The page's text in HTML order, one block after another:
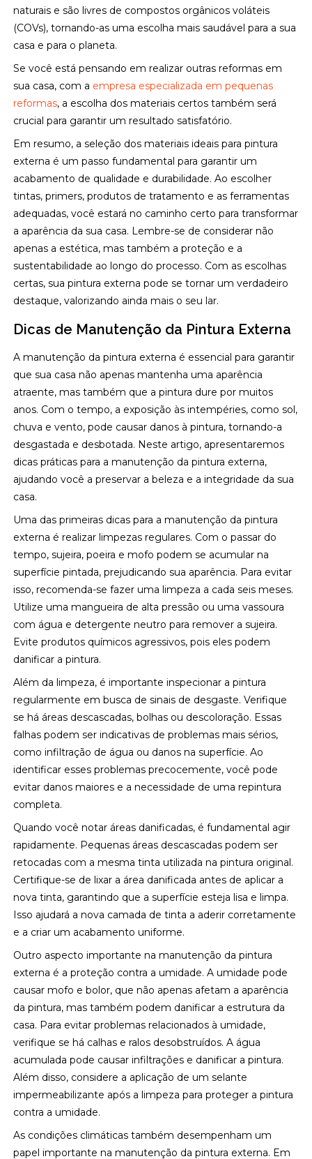
naturais e são livres de compostos orgânicos voláteis
(COVs), tornando-as uma escolha mais saudável para a sua
casa e para o planeta.
Se você está pensando em realizar outras reformas em
sua casa, com a empresa especializada em pequenas
reformas, a escolha dos materiais certos também será
crucial para garantir um resultado satisfatório.
Em resumo, a seleção dos materiais ideais para pintura
externa é um passo fundamental para garantir um
acabamento de qualidade e durabilidade. Ao escolher
tintas, primers, produtos de tratamento e as ferramentas
adequadas, você estará no caminho certo para transformar
a aparência da sua casa. Lembre-se de considerar não
apenas a estética, mas também a proteção e a
sustentabilidade ao longo do processo. Com as escolhas
certas, sua pintura externa pode se tornar um verdadeiro
destaque, valorizando ainda mais o seu lar.
Dicas de Manutenção da Pintura Externa
A manutenção da pintura externa é essencial para garantir
que sua casa não apenas mantenha uma aparência
atraente, mas também que a pintura dure por muitos
anos. Com o tempo, a exposição às intempéries, como sol,
chuva e vento, pode causar danos à pintura, tornando-a
desgastada e desbotada. Neste artigo, apresentaremos
dicas práticas para a manutenção da pintura externa,
ajudando você a preservar a beleza e a integridade da sua
casa.
Uma das primeiras dicas para a manutenção da pintura
externa é realizar limpezas regulares. Com o passar do
tempo, sujeira, poeira e mofo podem se acumular na
superfície pintada, prejudicando sua aparência. Para evitar
isso, recomenda-se fazer uma limpeza a cada seis meses.
Utilize uma mangueira de alta pressão ou uma vassoura
com água e detergente neutro para remover a sujeira.
Evite produtos químicos agressivos, pois eles podem
danificar a pintura.
Além da limpeza, é importante inspecionar a pintura
regularmente em busca de sinais de desgaste. Verifique
se há áreas descascadas, bolhas ou descoloração. Essas
falhas podem ser indicativas de problemas mais sérios,
como infiltração de água ou danos na superfície. Ao
identificar esses problemas precocemente, você pode
evitar danos maiores e a necessidade de uma repintura
completa.
Quando você notar áreas danificadas, é fundamental agir
rapidamente. Pequenas áreas descascadas podem ser
retocadas com a mesma tinta utilizada na pintura original.
Certifique-se de lixar a área danificada antes de aplicar a
nova tinta, garantindo que a superfície esteja lisa e limpa.
Isso ajudará a nova camada de tinta a aderir corretamente
e a criar um acabamento uniforme.
Outro aspecto importante na manutenção da pintura
externa é a proteção contra a umidade. A umidade pode
causar mofo e bolor, que não apenas afetam a aparência
da pintura, mas também podem danificar a estrutura da
casa. Para evitar problemas relacionados à umidade,
verifique se há calhas e ralos desobstruídos. A água
acumulada pode causar infiltrações e danificar a pintura.
Além disso, considere a aplicação de um selante
impermeabilizante após a limpeza para proteger a pintura
contra a umidade.
As condições climáticas também desempenham um
papel importante na manutenção da pintura externa. Em